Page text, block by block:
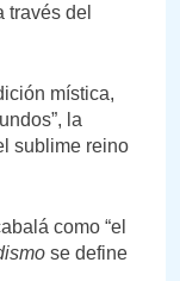
través del
mística,
la
sublime reino
como “el
se define